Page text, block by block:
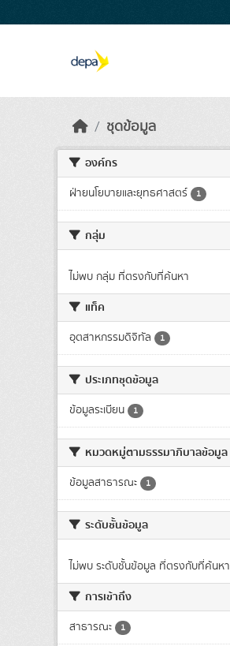
ชุดข้อมูล
องค์กร
ฝ่ายนโยบายและยุทธศาสตร์ 1
กลุ่ม
ไม่พบ กลุ่ม ที่ตรงกับที่ค้นหา
แท็ค
อุตสาหกรรมดิจิทัล 1
ประเภทชุดข้อมูล
ข้อมูลระเบียน 1
หมวดหมู่ตามธรรมาภิบาลข้อมูล
ข้อมูลสาธารณะ 1
ระดับชั้นข้อมูล
ไม่พบ ระดับชั้นข้อมูล ที่ตรงกับที่ค้นหา
การเข้าถึง
สาธารณะ 1